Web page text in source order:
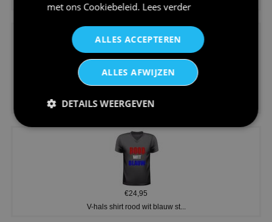
Koningsdag shirt heren v-hals ...
€24,95
V-hals shirt rood wit blauw st...
met ons Cookiebeleid. Lees verder
ALLES ACCEPTEREN
ALLES AFWIJZEN
DETAILS WEERGEVEN